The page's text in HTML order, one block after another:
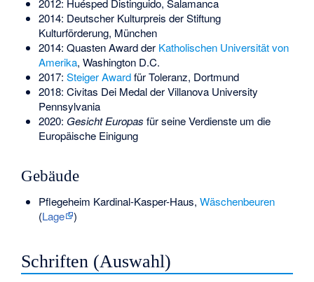
2014: Deutscher Kulturpreis der Stiftung
Kulturförderung, München
2014: Quasten Award der Katholischen Universität von
Amerika, Washington D.C.
2017: Steiger Awardfür Toleranz, Dortmund
2018: Civitas Dei Medal der Villanova University
Pennsylvania
2020: Gesicht Europas für seine Verdienste um die
Europäische Einigung
Gebäude
Pflegeheim Kardinal-Kasper-Haus, Wäschenbeuren
(Lage )
Schriften (Auswahl)